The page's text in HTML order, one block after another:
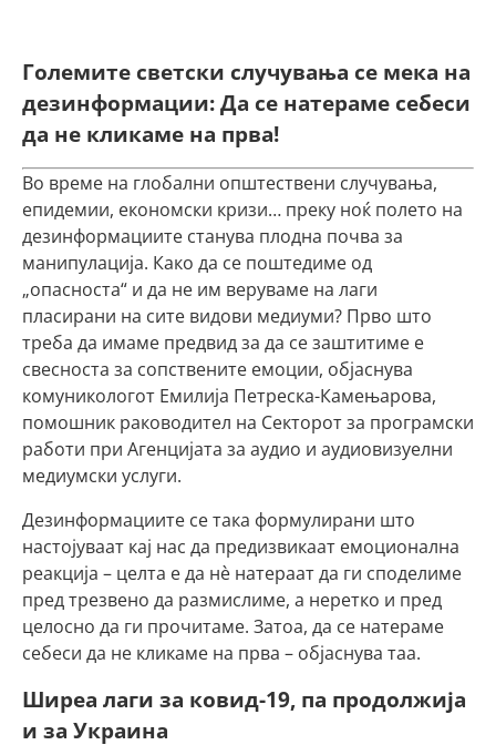
Големите светски случувања се мека на
дезинформации: Да се натераме себеси
да не кликаме на прва!
Во време на глобални општествени случувања,
епидемии, економски кризи… преку ноќ полето на
дезинформациите станува плодна почва за
манипулација. Како да се поштедиме од
„опасноста“ и да не им веруваме на лаги
пласирани на сите видови медиуми? Прво што
треба да имаме предвид за да се заштитиме е
свесноста за сопствените емоции, објаснува
комуникологот Емилија Петреска-Камењарова,
помошник раководител на Секторот за програмски
работи при Агенцијата за аудио и аудиовизуелни
медиумски услуги.
Дезинформациите се така формулирани што
настојуваат кај нас да предизвикаат емоционална
реакција – целта е да нè натераат да ги споделиме
пред трезвено да размислиме, а неретко и пред
целосно да ги прочитаме. Затоа, да се натераме
себеси да не кликаме на прва – објаснува таа.
Ширеа лаги за ковид-19, па продолжија
и за Украина